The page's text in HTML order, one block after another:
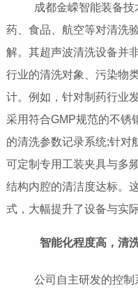
成都金嵘智能装备技
药、食品、航空等对清洗
解。其超声波清洗设备并
行业的清洗对象、污染物
计。例如，针对制药行业
采用符合GMP规范的不锈
的清洗参数记录系统;针对
可定制专用工装夹具与多
结构内腔的清洁度达标。
式，大幅提升了设备与实
智能化程度高，清
公司自主研发的控制